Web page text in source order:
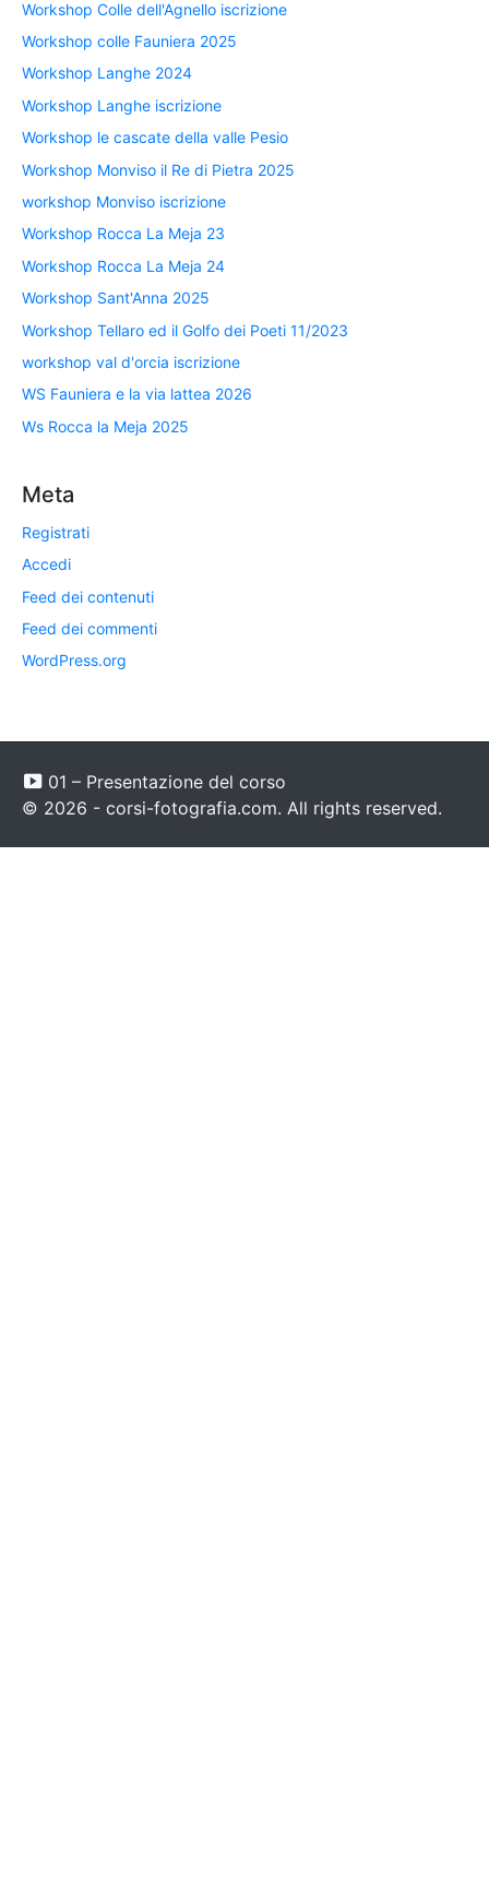
Workshop Colle dell'Agnello iscrizione
Workshop colle Fauniera 2025
Workshop Langhe 2024
Workshop Langhe iscrizione
Workshop le cascate della valle Pesio
Workshop Monviso il Re di Pietra 2025
workshop Monviso iscrizione
Workshop Rocca La Meja 23
Workshop Rocca La Meja 24
Workshop Sant'Anna 2025
Workshop Tellaro ed il Golfo dei Poeti 11/2023
workshop val d'orcia iscrizione
WS Fauniera e la via lattea 2026
Ws Rocca la Meja 2025
Meta
Registrati
Accedi
Feed dei contenuti
Feed dei commenti
WordPress.org
01 – Presentazione del corso
© 2026 - corsi-fotografia.com. All rights reserved.